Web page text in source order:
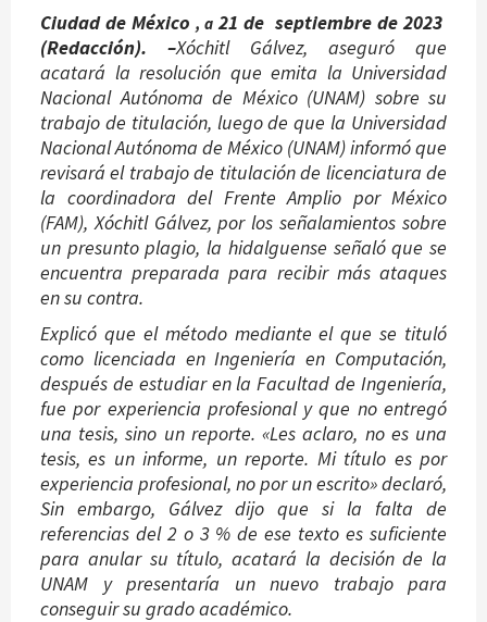
Ciudad de México, a21 de septiembre de 2023
(Redacción). –Xóchitl Gálvez, aseguró que
acatará la resolución que emita la Universidad
Nacional Autónoma de México (UNAM) sobre su
trabajo de titulación, luego de que la Universidad
Nacional Autónoma de México (UNAM) informó que
revisará el trabajo de titulación de licenciatura de
la coordinadora del Frente Amplio por México
(FAM), Xóchitl Gálvez, por los señalamientos sobre
un presunto plagio, la hidalguense señaló que se
encuentra preparada para recibir más ataques
en su contra.
Explicó que el método mediante el que se tituló
como licenciada en Ingeniería en Computación,
después de estudiar en la Facultad de Ingeniería,
fue por experiencia profesional y que no entregó
una tesis, sino un reporte. «Les aclaro, no es una
tesis, es un informe, un reporte. Mi título es por
experiencia profesional, no por un escrito» declaró,
Sin embargo, Gálvez dijo que si la falta de
referencias del 2 o 3 % de ese texto es suficiente
para anular su título, acatará la decisión de la
UNAM y presentaría un nuevo trabajo para
conseguir su grado académico.